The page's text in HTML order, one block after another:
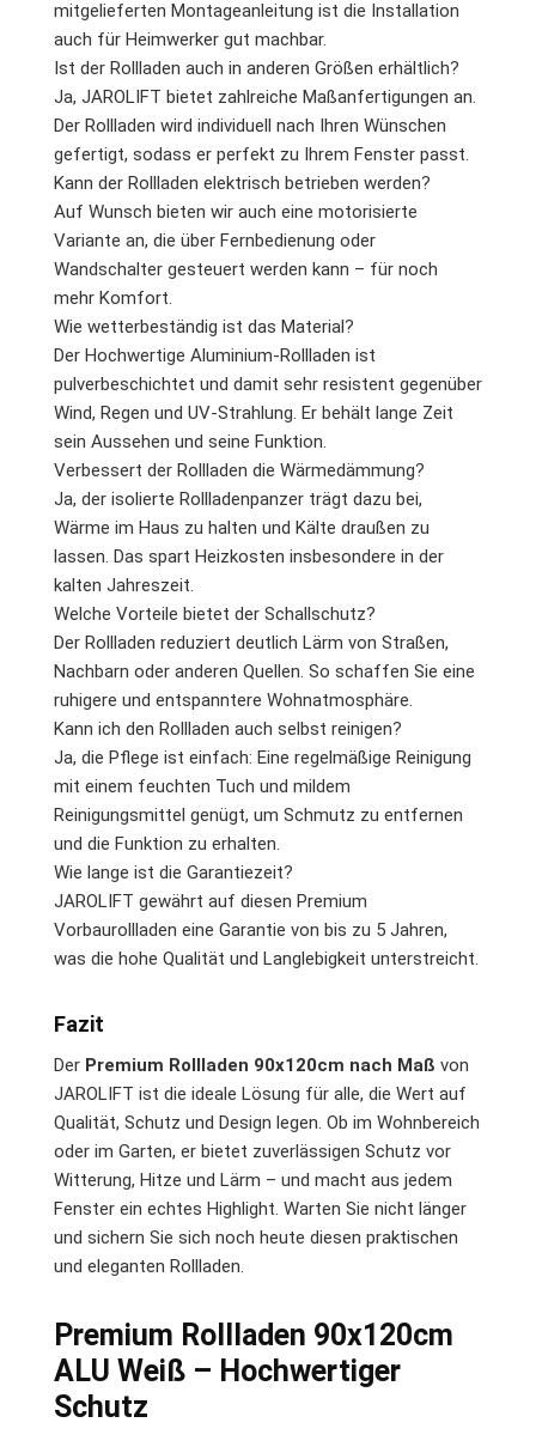
mitgelieferten Montageanleitung ist die Installation
auch für Heimwerker gut machbar.
Ist der Rollladen auch in anderen Größen erhältlich?
Ja, JAROLIFT bietet zahlreiche Maßanfertigungen an.
Der Rollladen wird individuell nach Ihren Wünschen
gefertigt, sodass er perfekt zu Ihrem Fenster passt.
Kann der Rollladen elektrisch betrieben werden?
Auf Wunsch bieten wir auch eine motorisierte
Variante an, die über Fernbedienung oder
Wandschalter gesteuert werden kann – für noch
mehr Komfort.
Wie wetterbeständig ist das Material?
Der Hochwertige Aluminium-Rollladen ist
pulverbeschichtet und damit sehr resistent gegenüber
Wind, Regen und UV-Strahlung. Er behält lange Zeit
sein Aussehen und seine Funktion.
Verbessert der Rollladen die Wärmedämmung?
Ja, der isolierte Rollladenpanzer trägt dazu bei,
Wärme im Haus zu halten und Kälte draußen zu
lassen. Das spart Heizkosten insbesondere in der
kalten Jahreszeit.
Welche Vorteile bietet der Schallschutz?
Der Rollladen reduziert deutlich Lärm von Straßen,
Nachbarn oder anderen Quellen. So schaffen Sie eine
ruhigere und entspanntere Wohnatmosphäre.
Kann ich den Rollladen auch selbst reinigen?
Ja, die Pflege ist einfach: Eine regelmäßige Reinigung
mit einem feuchten Tuch und mildem
Reinigungsmittel genügt, um Schmutz zu entfernen
und die Funktion zu erhalten.
Wie lange ist die Garantiezeit?
JAROLIFT gewährt auf diesen Premium
Vorbaurollladen eine Garantie von bis zu 5 Jahren,
was die hohe Qualität und Langlebigkeit unterstreicht.
Fazit
Der Premium Rollladen 90x120cm nach Maß von
JAROLIFT ist die ideale Lösung für alle, die Wert auf
Qualität, Schutz und Design legen. Ob im Wohnbereich
oder im Garten, er bietet zuverlässigen Schutz vor
Witterung, Hitze und Lärm – und macht aus jedem
Fenster ein echtes Highlight. Warten Sie nicht länger
und sichern Sie sich noch heute diesen praktischen
und eleganten Rollladen.
Premium Rollladen 90x120cm
ALU Weiß – Hochwertiger
Schutz